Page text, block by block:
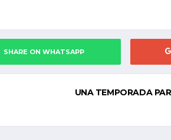
SHARE ON WHATSAPP
UNA TEMPORADA